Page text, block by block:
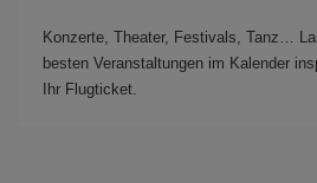
Konzerte, Theater, Festivals, Tanz…
besten Veranstaltungen im Kalender
Ihr Flugticket.